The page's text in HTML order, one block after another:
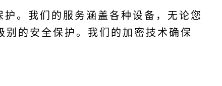
。我们的服务涵盖各种设备，无论您
的安全保护。我们的加密技术确保